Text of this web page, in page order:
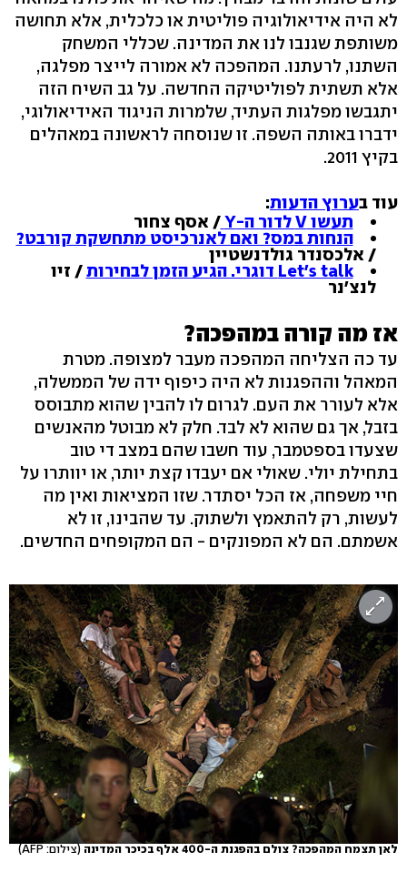
לא היה אידיאולוגיה פוליטית או כלכלית, אלא תחושה
משותפת שגנבו לנו את המדינה. שכללי המשחק
השתנו, לרעתנו. המהפכה לא אמורה לייצר מפלגה,
אלא תשתית לפוליטיקה החדשה. על גב השיח הזה
יתגבשו מפלגות העתיד, שלמרות הניגוד האידיאולוגי,
ידברו באותה השפה. זו שנוסחה לראשונה במאהלים
בקיץ 2011.
עוד בערוץ הדעות:
תעשו V לדור ה-Y
/ אסף צחור
הנחות במס? ואם לאנרכיסט מתחשקת קורבט?
/ אלכסנדר גולדנשטיין
Let's talk דוגרי. הגיע הזמן לבחירות / זיו
לנצ'נר
אז מה קורה במהפכה?
עד כה הצליחה המהפכה מעבר למצופה. מטרת
המאהל וההפגנות לא היה כיפוף ידה של הממשלה,
אלא לעורר את העם. לגרום לו להבין שהוא מתבוסס
בזבל, אך גם שהוא לא לבד. חלק לא מבוטל מהאנשים
שצעדו בספטמבר, עוד חשבו שהם במצב די טוב
בתחילת יולי. שאולי אם יעבדו קצת יותר, או יוותרו על
חיי משפחה, אז הכל יסתדר. שזו המציאות ואין מה
לעשות, רק להתאמץ ולשתוק. עד שהבינו, זו לא
אשמתם. הם לא המפונקים - הם המקופחים החדשים.
לאן תצמח המהפכה? צולם בהפגנת ה-400 אלף בכיכר המדינה (צילום: AFP)